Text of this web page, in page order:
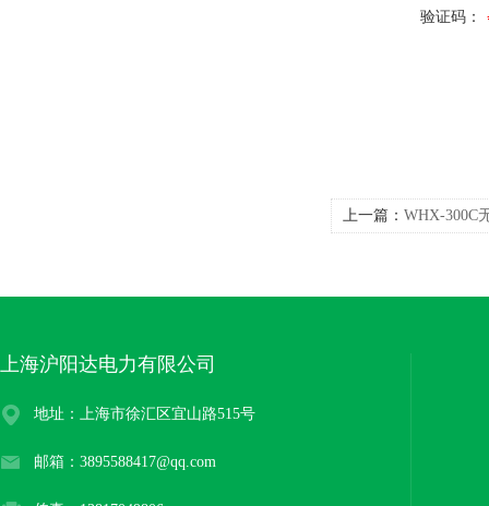
验证码：
上一篇： WHX-300C
上海沪阳达电力有限公司
地址：上海市徐汇区宜山路515号
邮箱：3895588417@qq.com